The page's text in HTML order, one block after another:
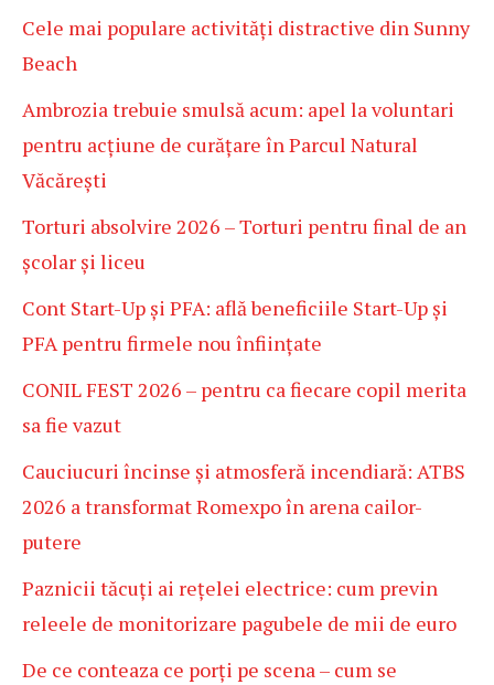
Cele mai populare activități distractive din Sunny
Beach
Ambrozia trebuie smulsă acum: apel la voluntari
pentru acțiune de curățare în Parcul Natural
Văcărești
Torturi absolvire 2026 – Torturi pentru final de an
școlar și liceu
Cont Start-Up și PFA: află beneficiile Start-Up și
PFA pentru firmele nou înființate
CONIL FEST 2026 – pentru ca fiecare copil merita
sa fie vazut
Cauciucuri încinse și atmosferă incendiară: ATBS
2026 a transformat Romexpo în arena cailor-
putere
Paznicii tăcuți ai rețelei electrice: cum previn
releele de monitorizare pagubele de mii de euro
De ce conteaza ce porți pe scena – cum se